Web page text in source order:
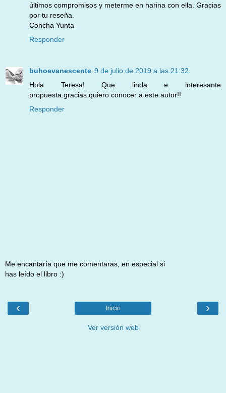
últimos compromisos y meterme en harina con ella. Gracias
por tu reseña.
Concha Yunta
Responder
buhoevanescente 9 de julio de 2019 a las 21:32
Hola Teresa! Que linda e interesante
propuesta.gracias.quiero conocer a este autor!!
Responder
Me encantaría que me comentaras, en especial si
has leído el libro :)
‹ ›
Inicio
Ver versión web